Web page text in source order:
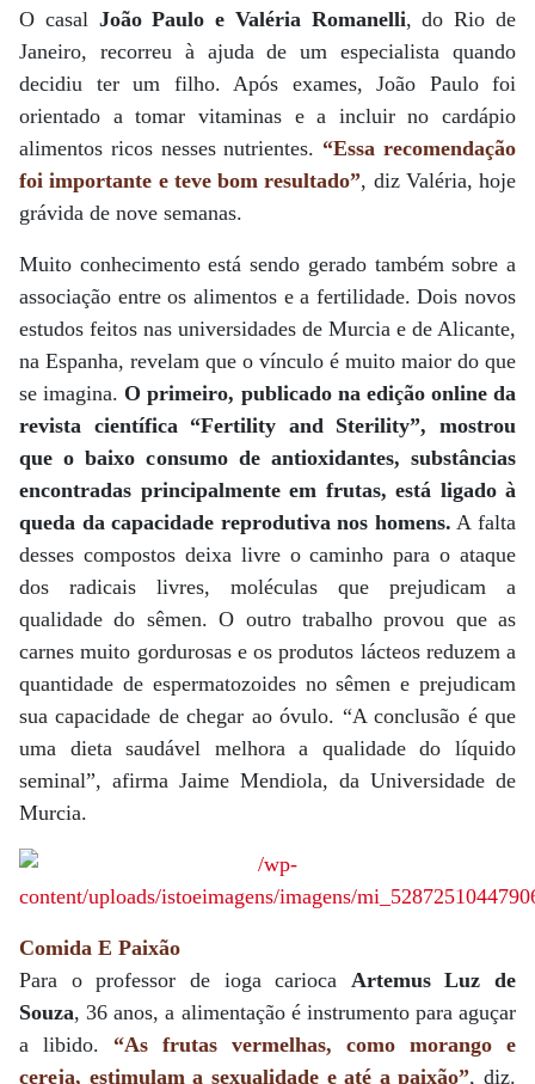
O casalJoão Paulo e Valéria Romanelli, do Rio de
Janeiro, recorreu à ajuda de um especialista quando
decidiu ter um filho. Após exames, João Paulo foi
orientado a tomar vitaminas e a incluir no cardápio
alimentos ricos nesses nutrientes. “Essa recomendação
foi importante e teve bom resultado”, diz Valéria, hoje
grávida de nove semanas.
Muito conhecimento está sendo gerado também sobre a
associação entre os alimentos e a fertilidade. Dois novos
estudos feitos nas universidades de Murcia e de Alicante,
na Espanha, revelam que o vínculo é muito maior do que
se imagina. O primeiro, publicado na edição online da
revista científica “Fertility and Sterility”, mostrou
que o baixo consumo de antioxidantes, substâncias
encontradas principalmente em frutas, está ligado à
queda da capacidade reprodutiva nos homens. A falta
desses compostos deixa livre o caminho para o ataque
dos radicais livres, moléculas que prejudicam a
qualidade do sêmen. O outro trabalho provou que as
carnes muito gordurosas e os produtos lácteos reduzem a
quantidade de espermatozoides no sêmen e prejudicam
sua capacidade de chegar ao óvulo. “A conclusão é que
uma dieta saudável melhora a qualidade do líquido
seminal”, afirma Jaime Mendiola, da Universidade de
Murcia.
Comida E Paixão
Para o professor de ioga carioca Artemus Luz de
Souza, 36 anos, a alimentação é instrumento para aguçar
a libido. “As frutas vermelhas, como morango e
cereja, estimulam a sexualidade e até a paixão”, diz.